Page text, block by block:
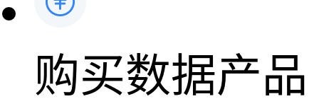
购买数据产品